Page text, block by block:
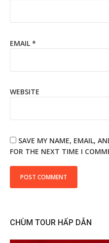
EMAIL *
WEBSITE
SAVE MY NAME, EMAIL,
FOR THE NEXT TIME I
CHÙM TOUR HẤP DẪN